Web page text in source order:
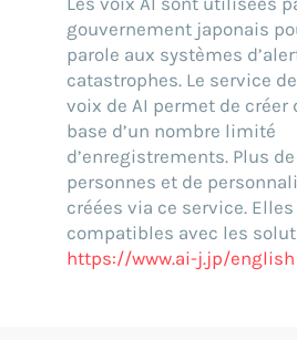
gouvernement japonais
parole aux systèmes
catastrophes. Le service
voix de AI permet de créer
base d’un nombre limité
d’enregistrements. Plus
personnes et de
créées via ce service.
compatibles avec les
https://www.ai-j.jp/english